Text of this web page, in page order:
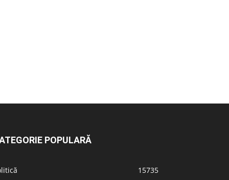
POPULARĂ
15735